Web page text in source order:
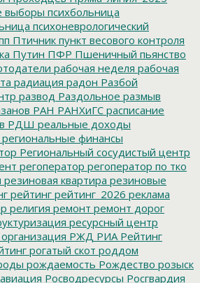
выборы психбольница
психоневрологический
Птичник пункт весового контроля
Путин ПФР Пшеничный пьянство
рабочая неделя рабочая
радиация радон Разбой
развод Раздольное размыв
РАН РАНХиГС расписание
РДШ реальные доходы
региональные финансы
Региональный сосудистый центр
регоператор регоператор по тко
резиновая квартира резиновые
рейтинг рейтинг_2026 реклама
религия ремонт ремонт дорог
ресурсный центр
РЖД РИА Рейтинг
рогатый скот роддом
рождаемость Рождество розыск
Росводресурсы Росгвардия